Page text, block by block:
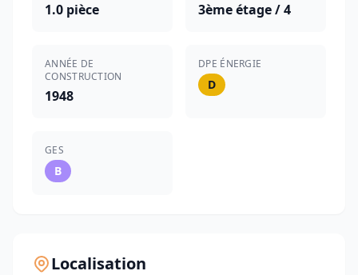
1.0 pièce 3ème étage / 4
ANNÉE DE
CONSTRUCTION
1948
DPE ÉNERGIE
D
GES
B
Localisation